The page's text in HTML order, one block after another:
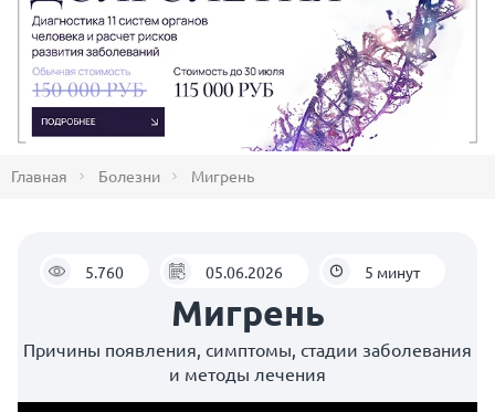
Главная Болезни Мигрень
5.760 05.06.2026 5 минут
Мигрень
Причины появления, симптомы, стадии заболевания
и методы лечения